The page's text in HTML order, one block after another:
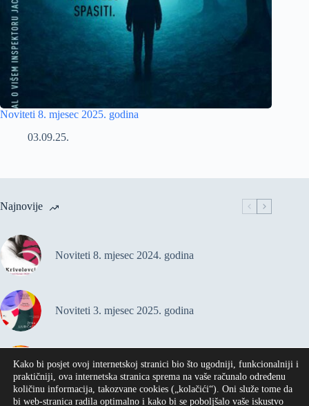
Noviteti 8. mjesec 2025. godina
03.09.25.
Najnovije
Noviteti 8. mjesec 2024. godina
Noviteti 3. mjesec 2025. godina
Noviteti 2. mjesec 2025. godina
Kako bi posjet ovoj internetskoj stranici bio što ugodniji, funkcionalniji i
praktičniji, ova internetska stranica sprema na vaše računalo određenu
količinu informacija, takozvane cookies („kolačići“). Oni služe tome da
bi web-stranica radila optimalno i kako bi se poboljšalo vaše iskustvo